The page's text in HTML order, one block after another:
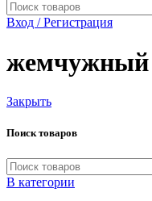
Вход / Регистрация
жемчужный
Закрыть
Поиск товаров
В категории